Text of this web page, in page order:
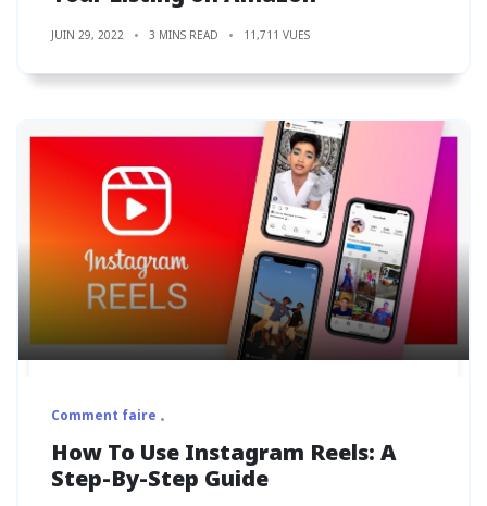
JUIN 29, 2022 3 MINS READ 11,711 VUES
Comment faire
How To Use Instagram Reels: A
Step-By-Step Guide